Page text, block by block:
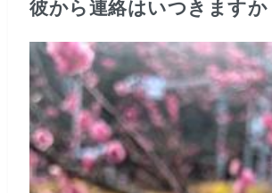
彼から連絡はいつきますか